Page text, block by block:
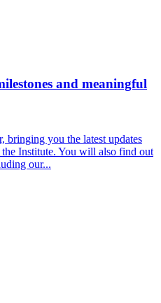
and meaningful
bringing you the latest updates
Institute. You will also find out
our...